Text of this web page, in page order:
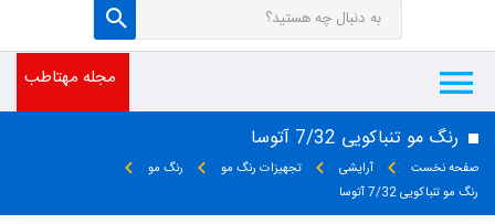
مجله مهتاطب
رنگ مو تنباکویی 7/32 آتوسا
صفحه نخست آرایشی تجهیزات رنگ مو
رنگ مو
رنگ مو تنباکویی 7/32 آتوسا